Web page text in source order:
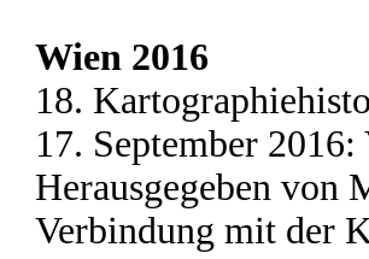
Wien 2016
18.
17. September
Herausgegeben von
Verbindung mit der